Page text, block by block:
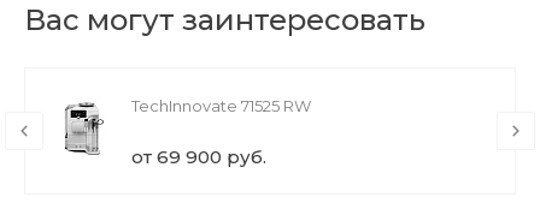
Вас могут заинтересовать
TechInnovate 71525 RW
от 69 900 руб.